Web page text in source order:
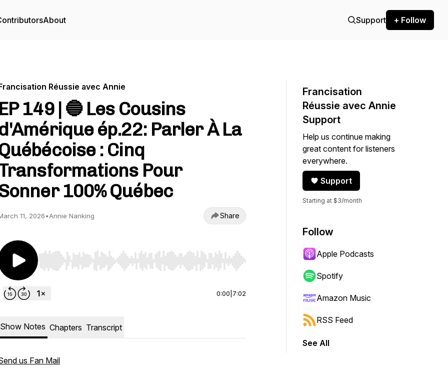
About Support + Follow
Réussie avec Annie
EP 149 | 🔵 Les Cousins
ép.22: Parler À La
: Cinq
Pour
100% Québec
11, 2026•Annie Nanking Share
Use Left/Right to seek, Home/End to jump to start or end. Hold shift to jump forward or backward.
0:00 7:02
Show Notes Chapters Transcript
us Fan Mail
Francisation
Réussie avec Annie
Support
Help us continue making
great content for listeners
everywhere.
Support
Starting at $3/month
Follow
Apple Podcasts
Spotify
Amazon Music
RSS Feed
See All